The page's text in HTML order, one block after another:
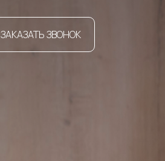
ЗАКАЗАТЬ ЗВОНОК